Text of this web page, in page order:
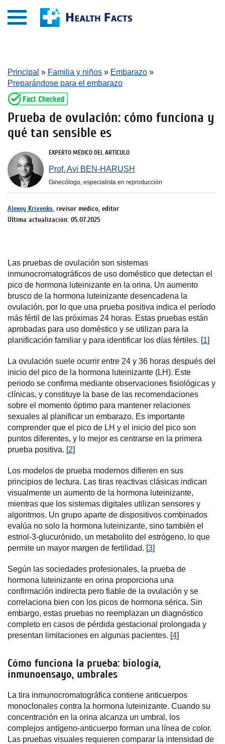
Principal » Familia y niños » Embarazo »
Preparándose para el embarazo
Prueba de ovulación: cómo funciona y
qué tan sensible es
EXPERTO MÉDICO DEL ARTÍCULO
Prof. Avi BEN-HARUSH
Ginecólogo, especialista en reproducción
Alexey Krivenko, revisor médico, editor
Última actualización: 05.07.2025
Las pruebas de ovulación son sistemas
inmunocromatográficos de uso doméstico que detectan el
pico de hormona luteinizante en la orina. Un aumento
brusco de la hormona luteinizante desencadena la
ovulación, por lo que una prueba positiva indica el período
más fértil de las próximas 24 horas. Estas pruebas están
aprobadas para uso doméstico y se utilizan para la
planificación familiar y para identificar los días fértiles. [1]
La ovulación suele ocurrir entre 24 y 36 horas después del
inicio del pico de la hormona luteinizante (LH). Este
periodo se confirma mediante observaciones fisiológicas y
clínicas, y constituye la base de las recomendaciones
sobre el momento óptimo para mantener relaciones
sexuales al planificar un embarazo. Es importante
comprender que el pico de LH y el inicio del pico son
puntos diferentes, y lo mejor es centrarse en la primera
prueba positiva. [2]
Los modelos de prueba modernos difieren en sus
principios de lectura. Las tiras reactivas clásicas indican
visualmente un aumento de la hormona luteinizante,
mientras que los sistemas digitales utilizan sensores y
algoritmos. Un grupo aparte de dispositivos combinados
evalúa no solo la hormona luteinizante, sino también el
estriol-3-glucurónido, un metabolito del estrógeno, lo que
permite un mayor margen de fertilidad. [3]
Según las sociedades profesionales, la prueba de
hormona luteinizante en orina proporciona una
confirmación indirecta pero fiable de la ovulación y se
correlaciona bien con los picos de hormona sérica. Sin
embargo, estas pruebas no reemplazan un diagnóstico
completo en casos de pérdida gestacional prolongada y
presentan limitaciones en algunas pacientes. [4]
Cómo funciona la prueba: biología,
inmunoensayo, umbrales
La tira inmunocromatográfica contiene anticuerpos
monoclonales contra la hormona luteinizante. Cuando su
concentración en la orina alcanza un umbral, los
complejos antígeno-anticuerpo forman una línea de color.
Las pruebas visuales requieren comparar la intensidad de